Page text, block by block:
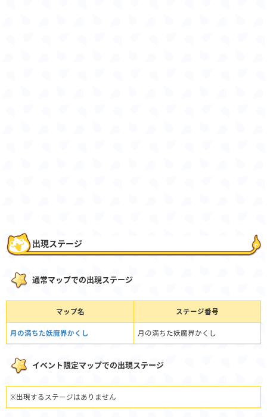
出現ステージ
通常マップでの出現ステージ
マップ名 ステージ番号
月の満ちた妖魔界かくし 月の満ちた妖魔界かくし
イベント限定マップでの出現ステージ
※出現するステージはありません